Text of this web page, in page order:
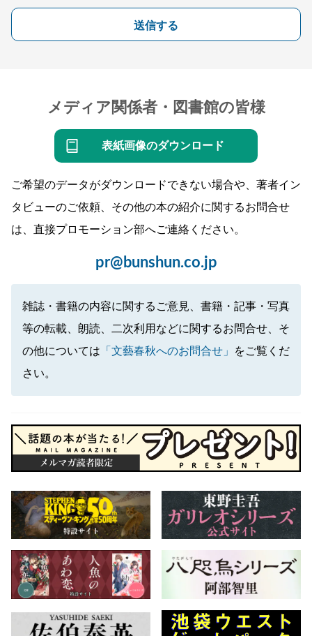
送信する
メディア関係者・図書館の皆様
表紙画像のダウンロード
ご希望のデータがダウンロードできない場合や、著者イン
タビューのご依頼、その他の本の紹介に関するお問合せ
は、直接プロモーション部へご連絡ください。
pr@bunshun.co.jp
雑誌・書籍の内容に関するご意見、書籍・記事・写真
等の転載、朗読、二次利用などに関するお問合せ、そ
の他については 「文藝春秋へのお問合せ」
をご覧くだ
さい。